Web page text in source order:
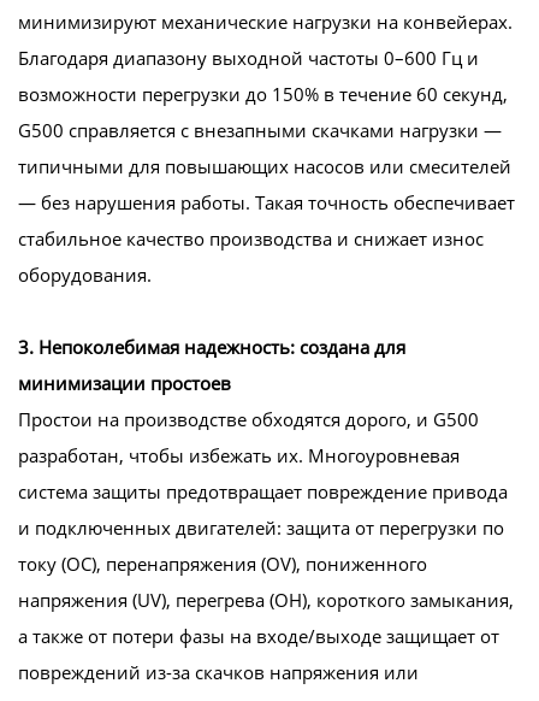
минимизируют механические нагрузки на конвейерах.
Благодаря диапазону выходной частоты 0–600 Гц и
возможности перегрузки до 150% в течение 60 секунд,
G500 справляется с внезапными скачками нагрузки —
типичными для повышающих насосов или смесителей
— без нарушения работы. Такая точность обеспечивает
стабильное качество производства и снижает износ
оборудования.
3. Непоколебимая надежность: создана для
минимизации простоев
Простои на производстве обходятся дорого, и G500
разработан, чтобы избежать их. Многоуровневая
система защиты предотвращает повреждение привода
и подключенных двигателей: защита от перегрузки по
току (OC), перенапряжения (OV), пониженного
напряжения (UV), перегрева (OH), короткого замыкания,
а также от потери фазы на входе/выходе защищает от
повреждений из-за скачков напряжения или